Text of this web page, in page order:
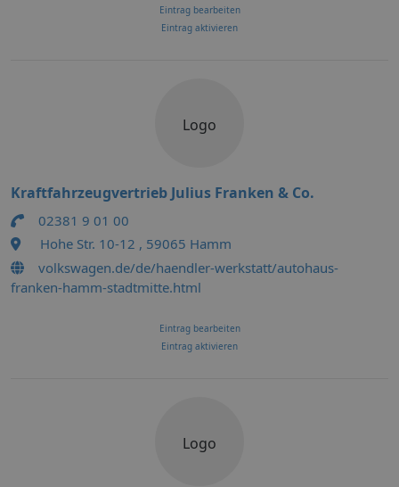
Eintrag bearbeiten
Eintrag aktivieren
Logo
Kraftfahrzeugvertrieb Julius Franken & Co.
02381 9 01 00
Hohe Str. 10-12 , 59065 Hamm
volkswagen.de/de/haendler-werkstatt/autohaus-
franken-hamm-stadtmitte.html
Eintrag bearbeiten
Eintrag aktivieren
Logo